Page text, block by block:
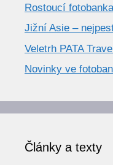
Rostoucí
Jižní Asie –
Veletrh PATA
Novinky ve
Články a texty